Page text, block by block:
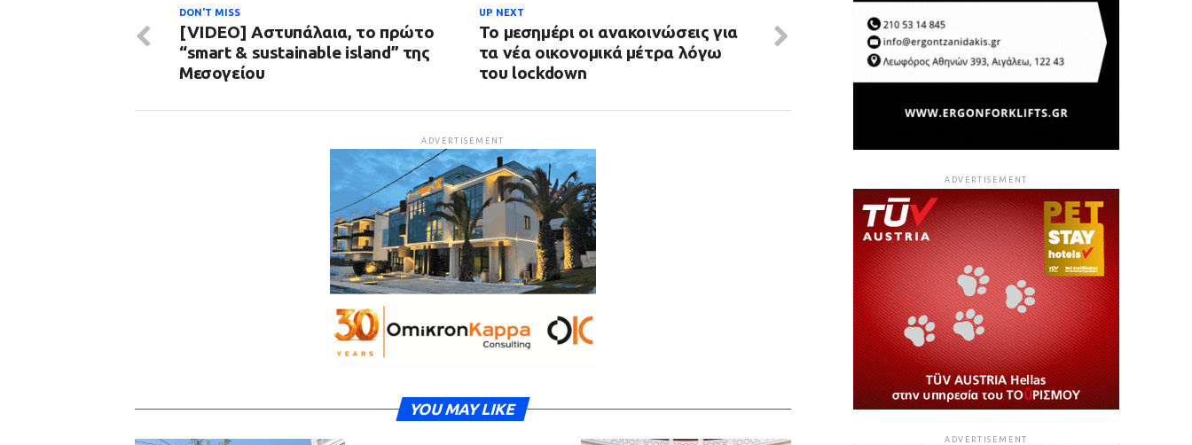
UP NEXT
Το μεσημέρι οι ανακοινώσεις για
τα νέα οικονομικά μέτρα λόγω
του lockdown
DON'T MISS
[VIDEO] Αστυπάλαια, το πρώτο
“smart & sustainable island” της
Μεσογείου
ADVERTISEMENT
YOU MAY LIKE
ADVERTISEMENT
ADVERTISEMENT